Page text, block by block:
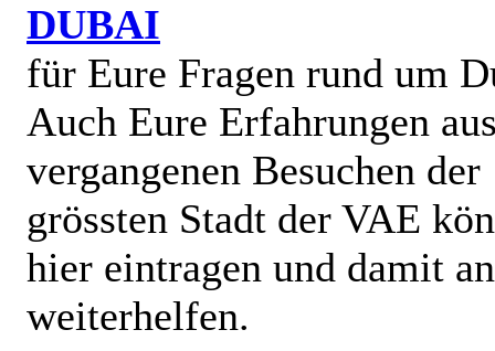
DUBAI
für Eure Fragen rund um
Auch Eure Erfahrungen
vergangenen Besuchen der
grössten Stadt der VAE
hier eintragen und damit
weiterhelfen.